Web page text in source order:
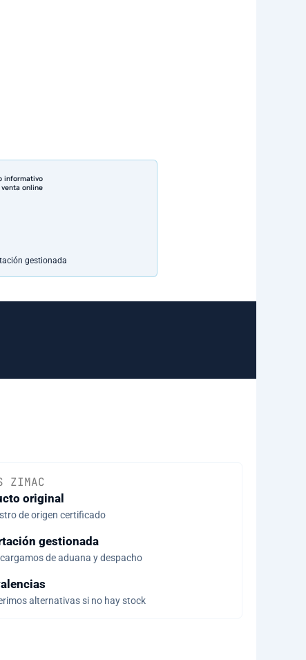
informativo
venta online
gestionada
ZIMAC
original
de origen certificado
gestionada
de aduana y despacho
alternativas si no hay stock